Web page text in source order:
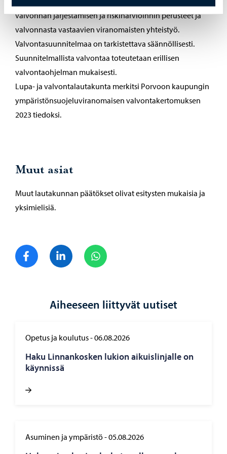
valvonnan järjestämisen ja riskinarvioinnin perusteet ja
valvonnasta vastaavien viranomaisten yhteistyö.
Valvontasuunnitelmaa on tarkistettava säännöllisesti.
Suunnitelmallista valvontaa toteutetaan erillisen
valvontaohjelman mukaisesti.
Lupa- ja valvontalautakunta merkitsi Porvoon kaupungin
ympäristönsuojeluviranomaisen valvontakertomuksen
2023 tiedoksi.
Muut asiat
Muut lautakunnan päätökset olivat esitysten mukaisia ja
yksimielisiä.
Jaa FacebookJaa LinkedIn
Aiheeseen liittyvät uutiset
Opetus ja koulutus-06.08.2026
Haku Lin­nan­kos­ken lu­kion ai­kuis­lin­jal­le on
käyn­nis­sä
Asuminen ja ympäristö-05.08.2026